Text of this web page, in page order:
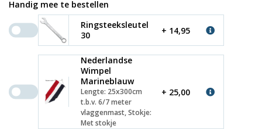
Handig mee te bestellen
Ringsteeksleutel
30
+ 14,95
Nederlandse
Wimpel
Marineblauw
Lengte: 25x300cm
t.b.v. 6/7 meter
vlaggenmast, Stokje:
Met stokje
+ 25,00